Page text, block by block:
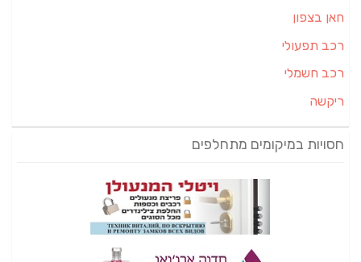
חאן בצפון
רכב תפעולי
רכב חשמלי
ריקשה
חסויות במיקומים מתחלפים